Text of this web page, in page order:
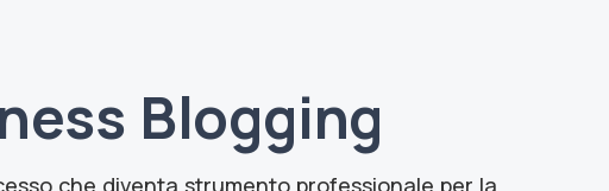
Blogging
che diventa strumento professionale per la